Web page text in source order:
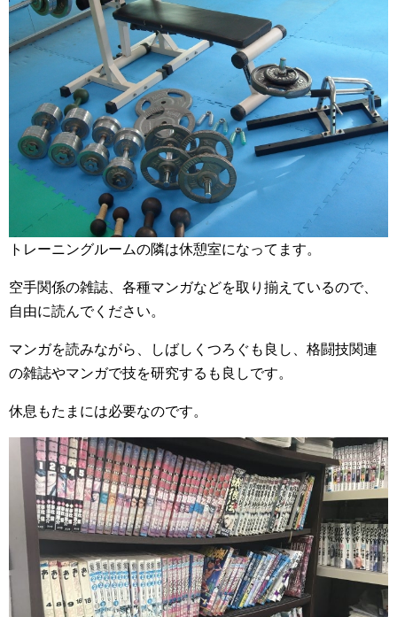
トレーニングルームの隣は休憩室になってます。
空手関係の雑誌、各種マンガなどを取り揃えているので、
自由に読んでください。
マンガを読みながら、しばしくつろぐも良し、格闘技関連
の雑誌やマンガで技を研究するも良しです。
休息もたまには必要なのです。